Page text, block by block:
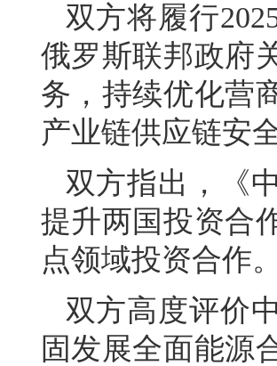
双方将履行
俄罗斯联邦政府
务，持续优化营
产业链供应链安
双方指出，《
提升两国投资合
点领域投资合作。
双方高度评价
固发展全面能源